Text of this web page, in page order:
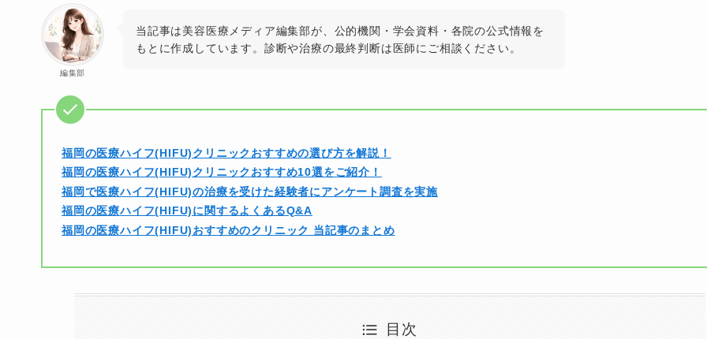
編集部
当記事は美容医療メディア編集部が、公的機関・学会資料・各院の公式情報を
もとに作成しています。診断や治療の最終判断は医師にご相談ください。
福岡の医療ハイフ(HIFU)クリニックおすすめの選び方を解説！
福岡の医療ハイフ(HIFU)クリニックおすすめ10選をご紹介！
福岡で医療ハイフ(HIFU)の治療を受けた経験者にアンケート調査を実施
福岡の医療ハイフ(HIFU)に関するよくあるQ&A
福岡の医療ハイフ(HIFU)おすすめのクリニック 当記事のまとめ
目次